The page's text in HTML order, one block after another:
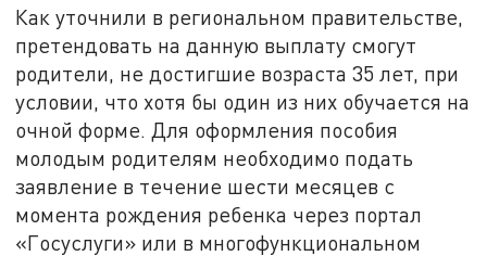
Как уточнили в региональном правительстве,
претендовать на данную выплату смогут
родители, не достигшие возраста 35 лет, при
условии, что хотя бы один из них обучается на
очной форме. Для оформления пособия
молодым родителям необходимо подать
заявление в течение шести месяцев с
момента рождения ребенка через портал
«Госуслуги» или в многофункциональном